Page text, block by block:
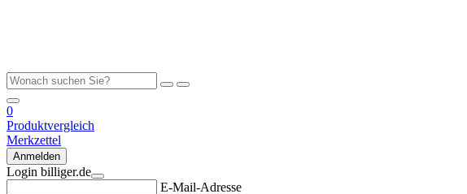
0
Produktvergleich
Merkzettel
Anmelden
Login billiger.de
E-Mail-Adresse